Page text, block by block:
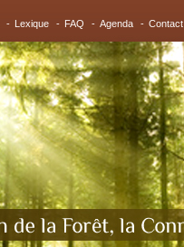
- Lexique - FAQ - Agenda - Contact